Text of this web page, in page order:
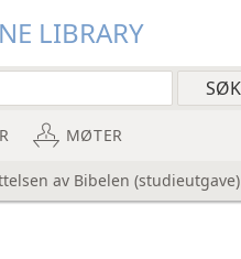
LIBRARY
MØTER
av Bibelen (studieutgave)